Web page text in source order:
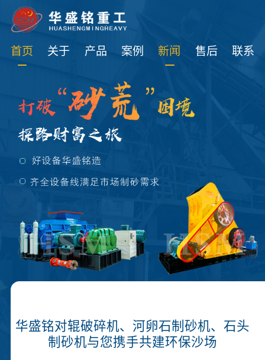
首页 关于 产品 案例 新闻 售后 联系
华盛铭对辊破碎机、河卵石制砂机、石头
制砂机与您携手共建环保沙场